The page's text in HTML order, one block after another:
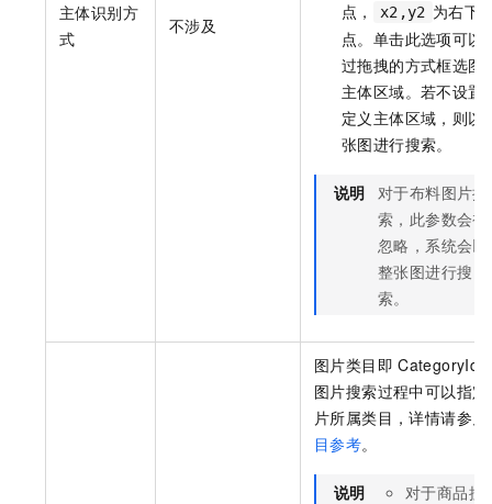
主体识别方
式
不涉及
点， x2,y2 为右下
点。单击此选项可以
过拖拽的方式框选图
主体区域。若不设置
定义主体区域，则以
张图进行搜索。
说明
对于布料图片搜
索，此参数会被
忽略，系统会以
整张图进行搜
索。
图片类目即 CategoryId
图片搜索过程中可以指定
片所属类目，详情请参见
目参考。
说明
对于商品搜